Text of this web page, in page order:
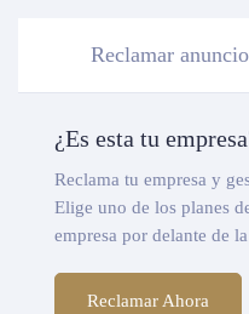
Reclamar anuncio
¿Es esta tu
Reclama tu empresa y
Elige uno de los planes
empresa por delante de
Reclamar Ahora